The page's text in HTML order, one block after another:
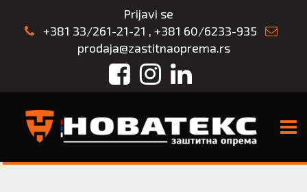
Prijavi se
+381 33/261-21-21 , +381 60/6233-935
prodaja@zastitnaoprema.rs
FacebookInstagram
LinkedIn